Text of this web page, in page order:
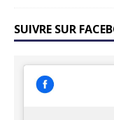
SUIVRE SUR